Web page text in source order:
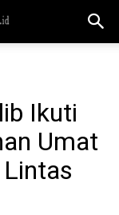
Ikuti
Umat